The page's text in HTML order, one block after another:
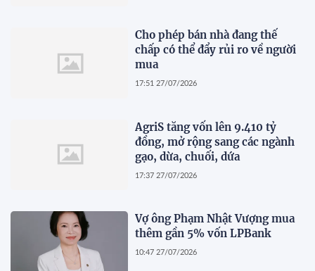
Cho phép bán nhà đang thế
chấp có thể đẩy rủi ro về người
mua
17:51 27/07/2026
AgriS tăng vốn lên 9.410 tỷ
đồng, mở rộng sang các ngành
gạo, dừa, chuối, dứa
17:37 27/07/2026
Vợ ông Phạm Nhật Vượng mua
thêm gần 5% vốn LPBank
10:47 27/07/2026